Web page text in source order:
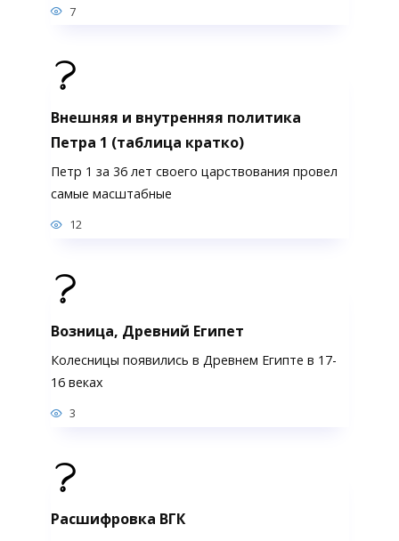
7
Внешняя и внутренняя политика
Петра 1 (таблица кратко)
Петр 1 за 36 лет своего царствования провел
самые масштабные
12
Возница, Древний Египет
Колесницы появились в Древнем Египте в 17-
16 веках
3
Расшифровка ВГК